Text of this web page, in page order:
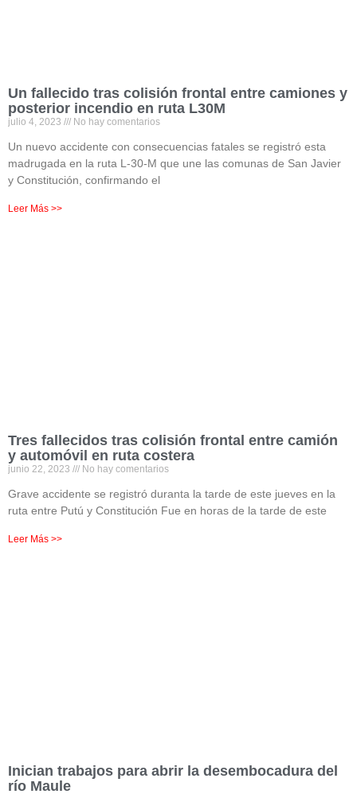
Un fallecido tras colisión frontal entre camiones y
posterior incendio en ruta L30M
julio 4, 2023 No hay comentarios
Un nuevo accidente con consecuencias fatales se registró esta
madrugada en la ruta L-30-M que une las comunas de San Javier
y Constitución, confirmando el
Leer Más >>
Tres fallecidos tras colisión frontal entre camión
y automóvil en ruta costera
junio 22, 2023 No hay comentarios
Grave accidente se registró duranta la tarde de este jueves en la
ruta entre Putú y Constitución Fue en horas de la tarde de este
Leer Más >>
Inician trabajos para abrir la desembocadura del
río Maule